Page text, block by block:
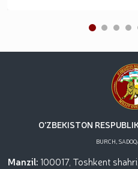
O'ZBEKISTON
BURCH,
Manzil: 100017, Toshkent